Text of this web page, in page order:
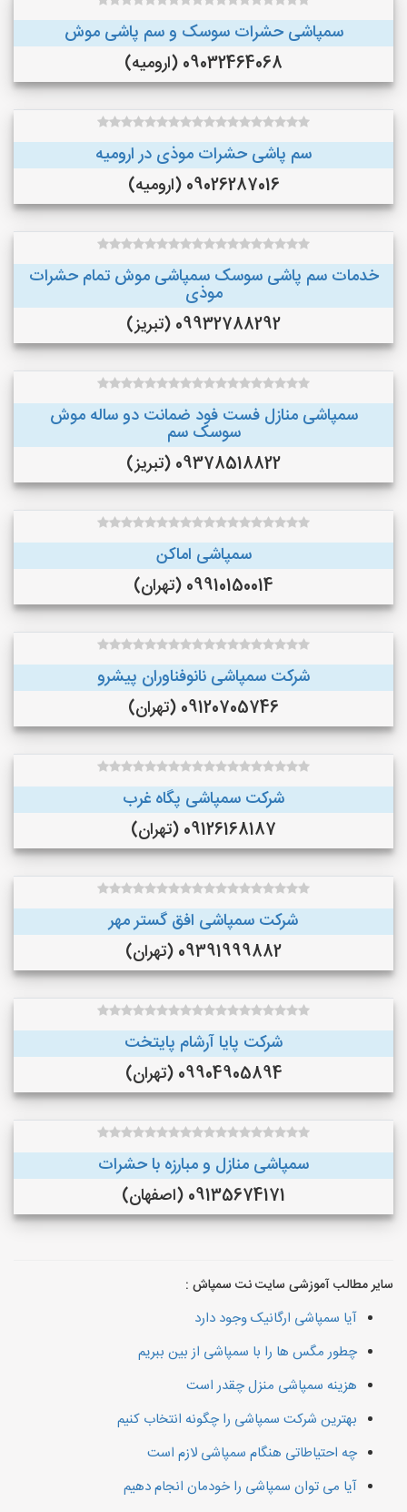
سمپاشی حشرات سوسک و سم پاشی موش
09032464068 (ارومیه)
سم پاشی حشرات موذی در ارومیه
09026287016 (ارومیه)
خدمات سم پاشی سوسک سمپاشی موش تمام حشرات
موذی
09932788292 (تبریز)
سمپاشی منازل فست فود ضمانت دو ساله موش
سوسک سم
09378518822 (تبریز)
سمپاشی اماکن
09910150014 (تهران)
شرکت سمپاشی نانوفناوران پیشرو
09120705746 (تهران)
شرکت سمپاشی پگاه غرب
09126168187 (تهران)
شرکت سمپاشی افق گستر مهر
09391999882 (تهران)
شرکت پایا آرشام پایتخت
09904905894 (تهران)
سمپاشی منازل و مبارزه با حشرات
09135674171 (اصفهان)
سایر مطالب آموزشی سایت نت سمپاش :
آیا سمپاشی ارگانیک وجود دارد
چطور مگس ها را با سمپاشی از بین ببریم
هزینه سمپاشی منزل چقدر است
بهترین شرکت سمپاشی را چگونه انتخاب کنیم
چه احتیاطاتی هنگام سمپاشی لازم است
آیا می توان سمپاشی را خودمان انجام دهیم